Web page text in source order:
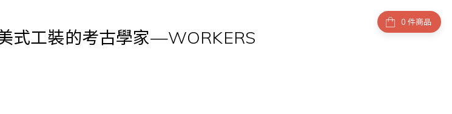
件商品
式工裝的考古學家—WORKERS